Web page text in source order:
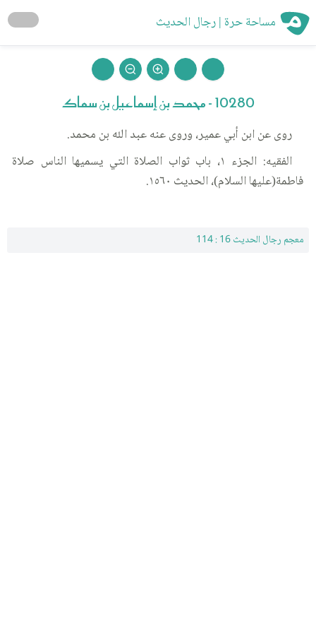
مساحة حرة | رجال الحديث
10280 - محمد بن إسماعيل بن سماك
روى عن ابن أبي عمير، وروى عنه عبد الله بن محمد.
الفقيه: الجزء ١، باب ثواب الصلاة التي يسميها الناس صلاة
فاطمة(عليها السلام)، الحديث ١٥٦٠.
معجم رجال الحديث 16 : 114